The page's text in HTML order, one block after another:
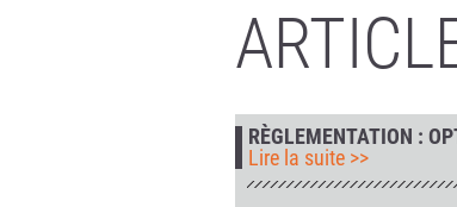
RÈGLEMENTATION :
Lire la suite >>